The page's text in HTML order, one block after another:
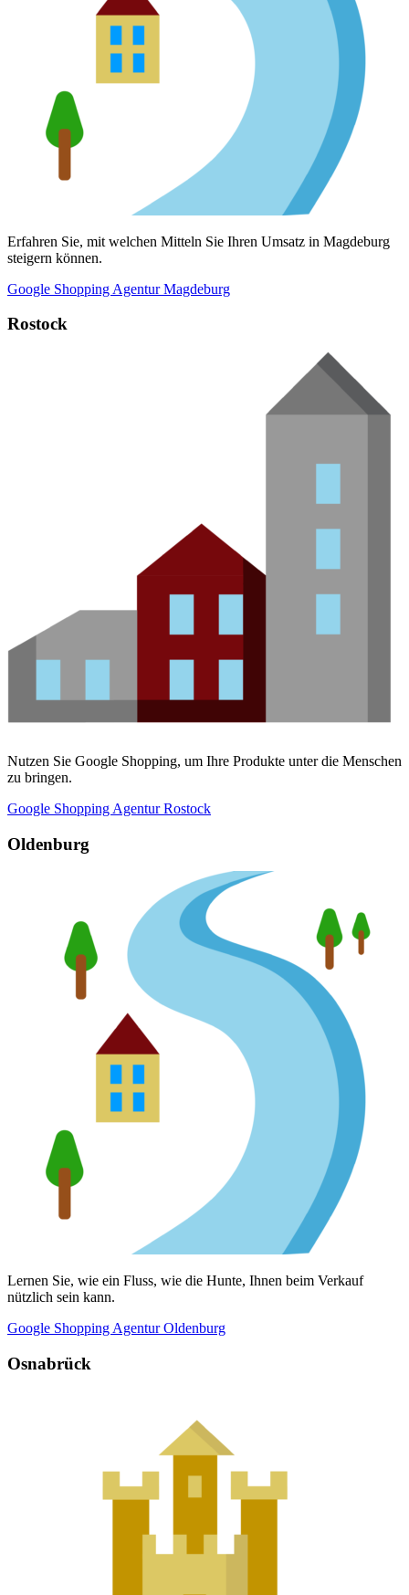
Erfahren Sie, mit welchen Mitteln Sie Ihren Umsatz in Magdeburg
steigern können.
Google Shopping Agentur Magdeburg
Rostock
Nutzen Sie Google Shopping, um Ihre Produkte unter die Menschen
zu bringen.
Google Shopping Agentur Rostock
Oldenburg
Lernen Sie, wie ein Fluss, wie die Hunte, Ihnen beim Verkauf
nützlich sein kann.
Google Shopping Agentur Oldenburg
Osnabrück